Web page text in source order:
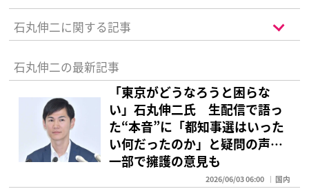
石丸伸二に関する記事
石丸伸二の最新記事
「東京がどうなろうと困らな
い」石丸伸二氏 生配信で語っ
た“本音”に「都知事選はいった
い何だったのか」と疑問の声…
一部で擁護の意見も
2026/06/03 06:00 国内